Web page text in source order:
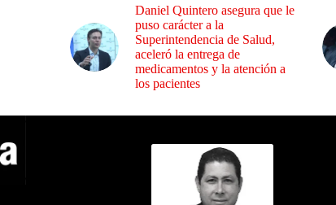
Daniel Quintero asegura que le
puso carácter a la
Superintendencia de Salud,
aceleró la entrega de
medicamentos y la atención a
los pacientes